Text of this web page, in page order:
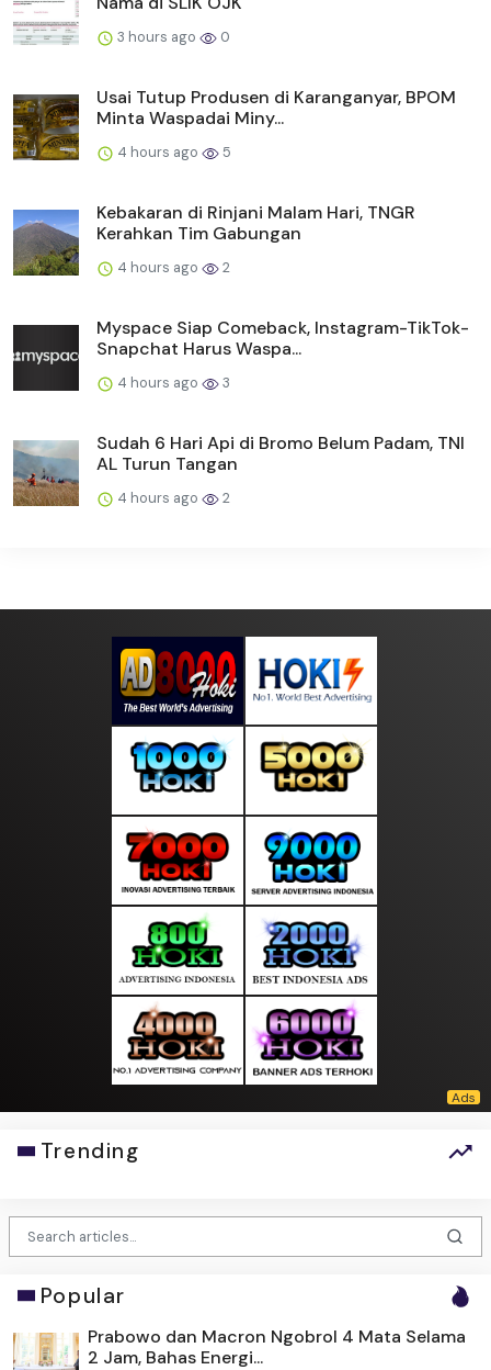
3 hours ago 0
Usai Tutup Produsen di Karanganyar, BPOM
Minta Waspadai Miny...
4 hours ago 5
Kebakaran di Rinjani Malam Hari, TNGR
Kerahkan Tim Gabungan
4 hours ago 2
Myspace Siap Comeback, Instagram-TikTok-
Snapchat Harus Waspa...
4 hours ago 3
Sudah 6 Hari Api di Bromo Belum Padam, TNI
AL Turun Tangan
4 hours ago 2
Trending
Popular
Prabowo dan Macron Ngobrol 4 Mata Selama
2 Jam, Bahas Energi...